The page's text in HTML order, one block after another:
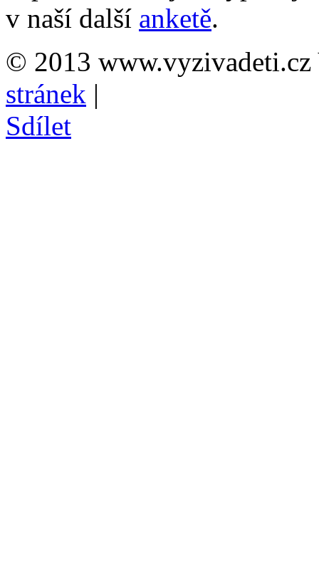
v naší další anketě.
© 2013 www.vyzivadeti.cz
stránek |
Sdílet